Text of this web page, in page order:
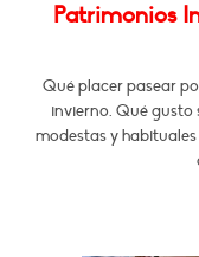
Patrimonios
Qué placer pasear
invierno. Qué gusto
modestas y